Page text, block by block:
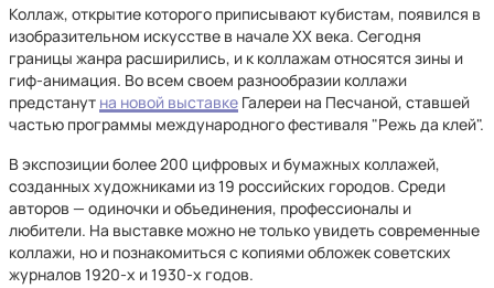
Коллаж, открытие которого приписывают кубистам, появился в
изобразительном искусстве в начале XX века. Сегодня
границы жанра расширились, и к коллажам относятся зины и
гиф-анимация. Во всем своем разнообразии коллажи
предстанут на новой выставке Галереи на Песчаной, ставшей
частью программы международного фестиваля "Режь да клей".
В экспозиции более 200 цифровых и бумажных коллажей,
созданных художниками из 19 российских городов. Среди
авторов — одиночки и объединения, профессионалы и
любители. На выставке можно не только увидеть современные
коллажи, но и познакомиться с копиями обложек советских
журналов 1920-х и 1930-х годов.